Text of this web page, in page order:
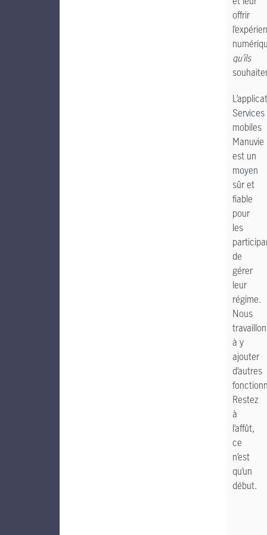
offrir
qu’ils
Services
mobiles
Manuvie
est un
moyen
sûr et
fiable
pour
les
de
gérer
leur
régime.
Nous
à y
ajouter
d’autres
Restez
à
l’affût,
ce
n’est
qu’un
début.